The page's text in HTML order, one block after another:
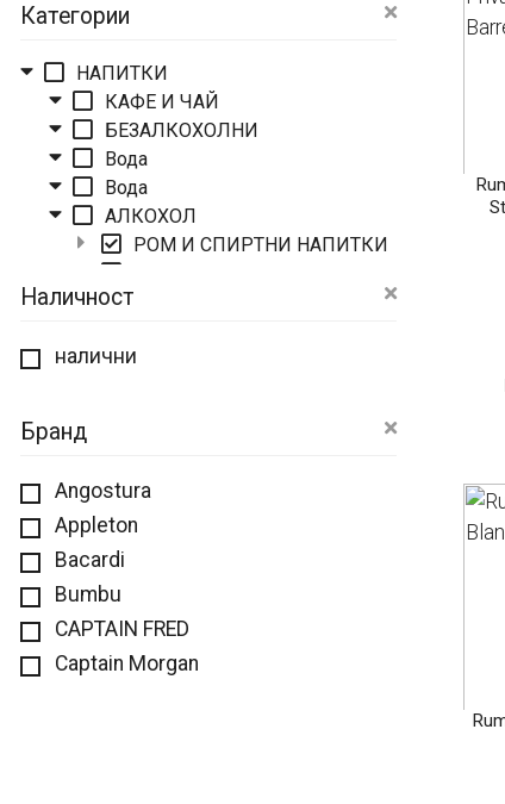
Категории
НАПИТКИ
КАФЕ И ЧАЙ
БЕЗАЛКОХОЛНИ
Вода
Вода
АЛКОХОЛ
РОМ И СПИРТНИ НАПИТКИ
АНАСОНОВИ НАПИТКИ
ВОДКА
ДЖИН
Наличност
налични
Бранд
Angostura
Appleton
Bacardi
Bumbu
CAPTAIN FRED
Captain Morgan